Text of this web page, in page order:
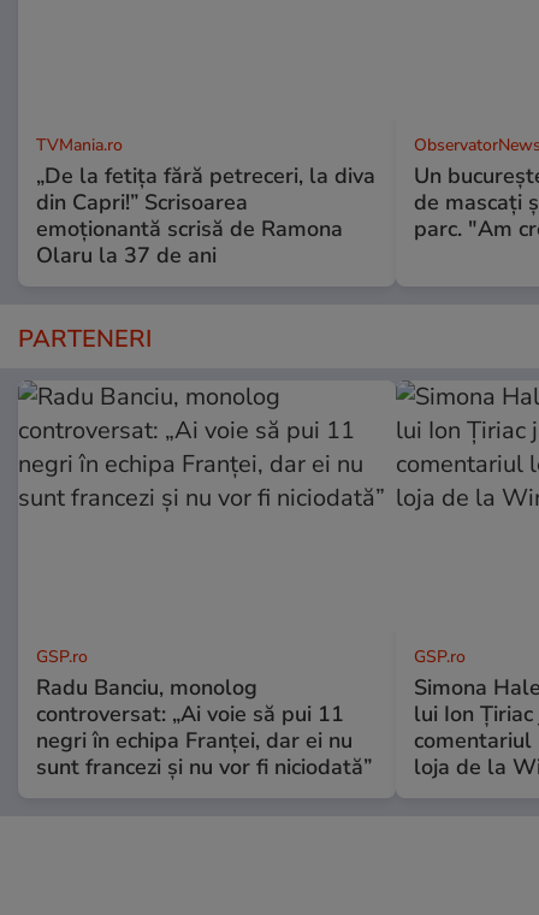
TVMania.ro
„De la fetița fără petreceri, la diva
din Capri!” Scrisoarea
emoționantă scrisă de Ramona
Olaru la 37 de ani
Un
de mascaţi
parc. "Am
PARTENERI
GSP.ro
Radu Banciu, monolog
controversat: „Ai voie să pui 11
negri în echipa Franței, dar ei nu
sunt francezi și nu vor fi niciodată”
GSP.ro
Simona
lui Ion
loja de la